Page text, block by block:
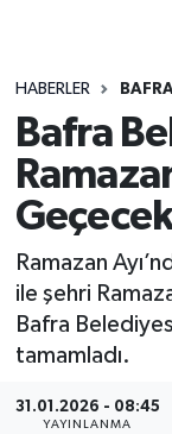
HABERLER
Bafra
Ramazan
ile şehri
Bafra
tamamladı.
31.01.2026 - 08:45
YAYINLANMA